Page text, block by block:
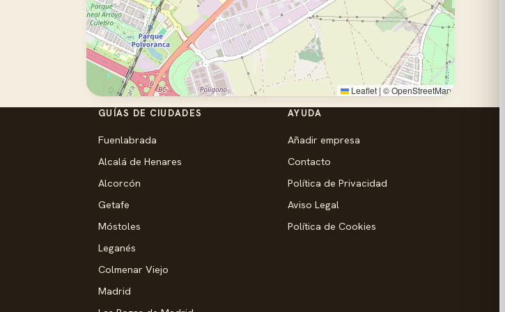
Leaflet | ©OpenStreetMap
GUÍAS DE CIUDADES
Fuenlabrada
Alcalá de Henares
Alcorcón
Getafe
Móstoles
Leganés
Colmenar Viejo
Madrid
AYUDA
Añadir empresa
Contacto
Política de Privacidad
Aviso Legal
Política de Cookies